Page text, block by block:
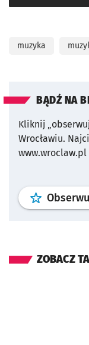
muzyka
BĄDŹ NA
Kliknij
Wrocławiu.
www.wroclaw.pl
ZOBACZ